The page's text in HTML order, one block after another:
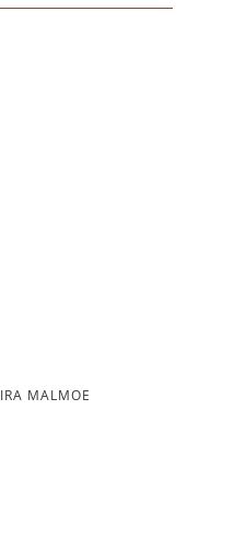
MALMOE